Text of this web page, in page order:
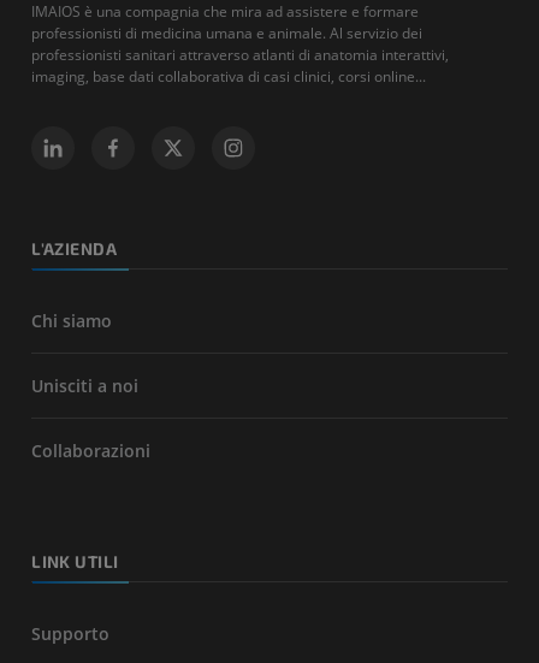
IMAIOS è una compagnia che mira ad assistere e formare
professionisti di medicina umana e animale. Al servizio dei
professionisti sanitari attraverso atlanti di anatomia interattivi,
imaging, base dati collaborativa di casi clinici, corsi online...
L'AZIENDA
Chi siamo
Unisciti a noi
Collaborazioni
LINK UTILI
Supporto